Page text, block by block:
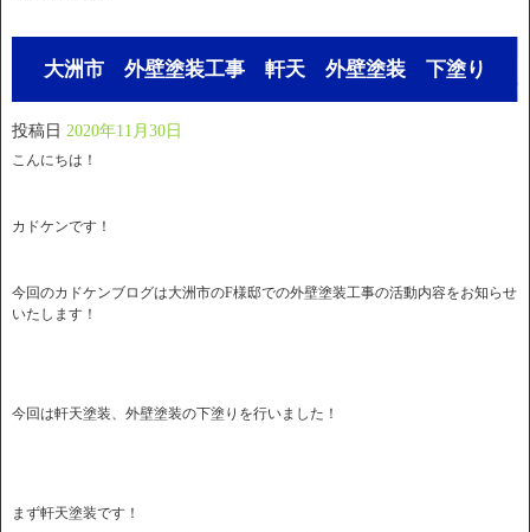
大洲市 外壁塗装工事 軒天 外壁塗装 下塗り
投稿日 2020年11月30日
こんにちは！
カドケンです！
今回のカドケンブログは大洲市のF様邸での外壁塗装工事の活動内容をお知らせ
いたします！
今回は軒天塗装、外壁塗装の下塗りを行いました！
まず軒天塗装です！